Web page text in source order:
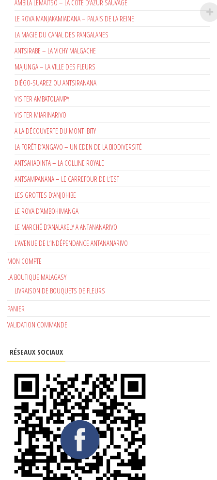
AMBILA LEMAITSO – LA CÔTE D’AZUR SAUVAGE
LE ROVA MANJAKAMIADANA – PALAIS DE LA REINE
LA MAGIE DU CANAL DES PANGALANES
ANTSIRABE – LA VICHY MALGACHE
MAJUNGA – LA VILLE DES FLEURS
DIÉGO-SUAREZ OU ANTSIRANANA
VISITER AMBATOLAMPY
VISITER MIARINARIVO
A LA DÉCOUVERTE DU MONT IBITY
LA FORÊT D’ANGAVO – UN EDEN DE LA BIODIVERSITÉ
ANTSAHADINTA – LA COLLINE ROYALE
ANTSAMPANANA – LE CARREFOUR DE L’EST
LES GROTTES D’ANJOHIBE
LE ROVA D’AMBOHIMANGA
LE MARCHÉ D’ANALAKELY A ANTANANARIVO
L’AVENUE DE L’INDÉPENDANCE ANTANANARIVO
MON COMPTE
LA BOUTIQUE MALAGASY
LIVRAISON DE BOUQUETS DE FLEURS
PANIER
VALIDATION COMMANDE
RÉSEAUX SOCIAUX